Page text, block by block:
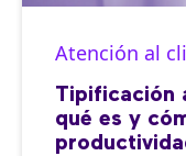
Atención al
Tipificación
qué es y